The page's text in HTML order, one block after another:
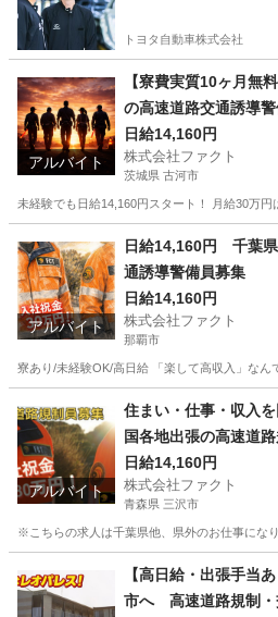
トヨタ自動車株式会社
アルバイト
【寮費実質10ヶ月無
の高速道路交通誘導
日給14,160円
株式会社ファクト
茨城県 古河市
未経験でも日給14,160円スタート！ 月給30万
その他 給料
アルバイト
日給14,160円 千葉
通誘導警備員募集
日給14,160円
株式会社ファクト
那覇市
寮あり/未経験OK/高日給 「楽して高収入」な
その他 時給
アルバイト
住まい・仕事・収入
国各地出張の高速道
日給14,160円
株式会社ファクト
青森県 三沢市
※こちらの求人は千葉県他、県外のお仕事にな
その他 スタッフ
【高日給・出張手当
市へ 高速道路規制